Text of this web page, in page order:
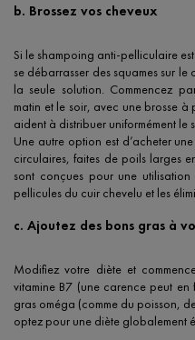
b. Brossez vos cheveux
Si le shampoing anti-pelliculaire
se débarrasser des squames sur
la seule solution. Commencez
matin et le soir, avec une brosse à
aident à distribuer uniformément le
Une autre option est d’acheter
circulaires, faites de poils larges
sont conçues pour une
pellicules du cuir chevelu et les
c. Ajoutez des bons gras à
Modifiez votre diète et
vitamine B7 (une carence peut
gras oméga (comme du poisson,
optez pour une diète globalement